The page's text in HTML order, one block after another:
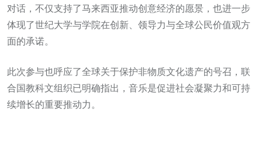
对话，不仅支持了马来西亚推动创意经济的愿景，也进一步
体现了世纪大学与学院在创新、领导力与全球公民价值观方
面的承诺。
此次参与也呼应了全球关于保护非物质文化遗产的号召，联
合国教科文组织已明确指出，音乐是促进社会凝聚力和可持
续增长的重要推动力。